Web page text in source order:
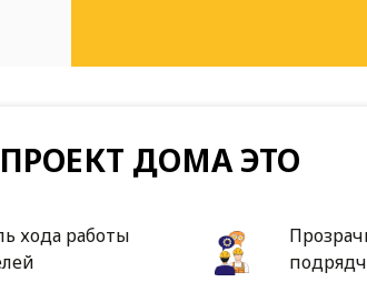
ДОМА ЭТО
хода работы